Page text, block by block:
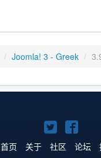
/ Joomla! 3 - Greek /
Twitter
主 主
首页 关于 社区 论坛